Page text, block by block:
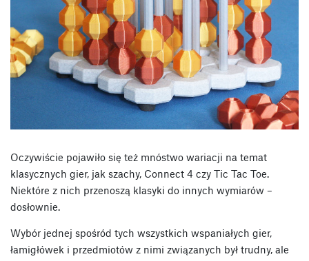
Oczywiście pojawiło się też mnóstwo wariacji na temat
klasycznych gier, jak szachy, Connect 4 czy Tic Tac Toe.
Niektóre z nich przenoszą klasyki do innych wymiarów –
dosłownie.
Wybór jednej spośród tych wszystkich wspaniałych gier,
łamigłówek i przedmiotów z nimi związanych był trudny, ale